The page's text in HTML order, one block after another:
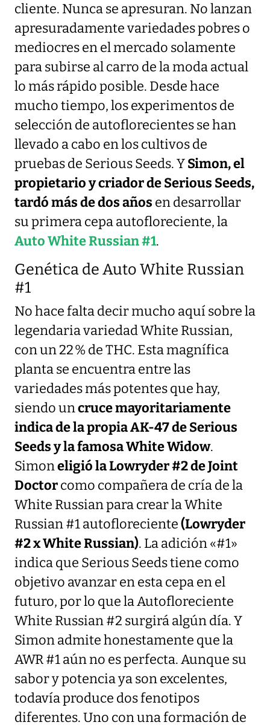
cliente. Nunca se apresuran. No lanzan
apresuradamente variedades pobres o
mediocres en el mercado solamente
para subirse al carro de la moda actual
lo más rápido posible. Desde hace
mucho tiempo, los experimentos de
selección de autoflorecientes se han
llevado a cabo en los cultivos de
pruebas de Serious Seeds. YSimon, el
propietario y criador de Serious Seeds,
tardó más de dos años en desarrollar
su primera cepa autofloreciente, la
Auto White Russian #1.
Genética de Auto White Russian
#1
No hace falta decir mucho aquí sobre la
legendaria variedad White Russian,
con un 22 % de THC. Esta magnífica
planta se encuentra entre las
variedades más potentes que hay,
siendo uncruce mayoritariamente
indica de la propia AK-47 de Serious
Seeds y la famosa White Widow.
Simoneligió la Lowryder #2 de Joint
Doctorcomo compañera de cría de la
White Russian para crear la White
Russian #1 autofloreciente(Lowryder
#2 x White Russian). La adición «#1»
indica que Serious Seeds tiene como
objetivo avanzar en esta cepa en el
futuro, por lo que la Autofloreciente
White Russian #2 surgirá algún día. Y
Simon admite honestamente que la
AWR #1 aún no es perfecta. Aunque su
sabor y potencia ya son excelentes,
todavía produce dos fenotipos
diferentes. Uno con una formación de